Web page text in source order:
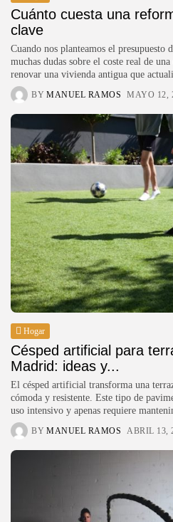
Cuánto cuesta una
clave
Cuando nos planteamos el presupuesto
muchas dudas sobre el coste real de
renovar una vivienda antigua que
BY MANUEL RAMOS MAYO 12,
Hogar
Césped artificial para
Madrid: ideas y...
El césped artificial transforma una
cómoda y resistente. Este tipo de
uso intensivo y apenas requiere
BY MANUEL RAMOS ABRIL 13,